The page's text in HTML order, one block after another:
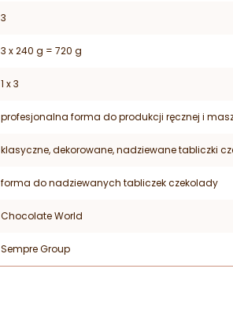
3
3 x 240 g = 720 g
1 x 3
profesjonalna forma do produkcji ręcznej i
klasyczne, dekorowane, nadziewane tabliczki
forma do nadziewanych tabliczek czekolady
Chocolate World
Sempre Group